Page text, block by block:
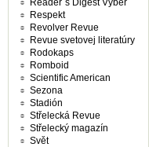
Reader´s Digest Výběr
Respekt
Revolver Revue
Revue svetovej literatúry
Rodokaps
Romboid
Scientific American
Sezona
Stadión
Střelecká Revue
Střelecký magazín
Svět